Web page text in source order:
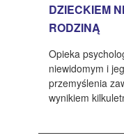
DZIECKIEM
RODZINĄ
Opieka
niewidomym i
przemyślenia
wynikiem